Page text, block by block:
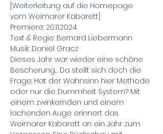
[Weiterleitung auf die Homepage
vom Weimarer Kabarett]
Premiere: 20.11.2024
Text & Regie: Bernard Liebermann
Musik: Daniel Gracz
Dieses Jahr war wieder eine schöne
Bescherung… Da stellt sich doch die
Frage: Hat der Wahnsinn hier Methode
oder nur die Dummheit System? Mit
einem zwinkernden und einem
lachenden Auge erinnert das
Weimarer Kabarett an ein Jahr zum